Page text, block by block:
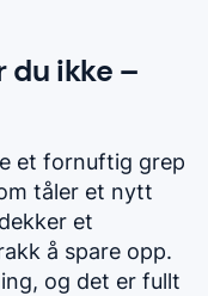
du ikke –
et fornuftig grep
tåler et nytt
et
å spare opp.
og det er fullt